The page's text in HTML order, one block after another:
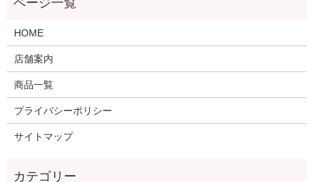
HOME
店舗案内
商品一覧
プライバシーポリシー
サイトマップ